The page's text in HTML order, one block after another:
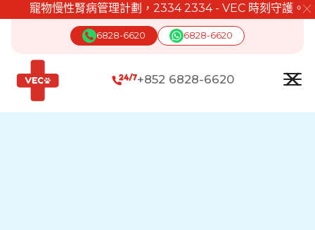
寵物慢性腎病管理計劃，2334 2334 - VEC 時刻守護。 ╳
6828-6620 6828-6620
+852 6828-6620